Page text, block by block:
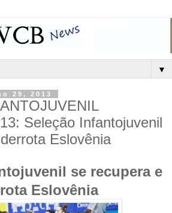
▼
29, 2013
Seleção Infantojuvenil
Eslovênia
se recupera e
Eslovênia